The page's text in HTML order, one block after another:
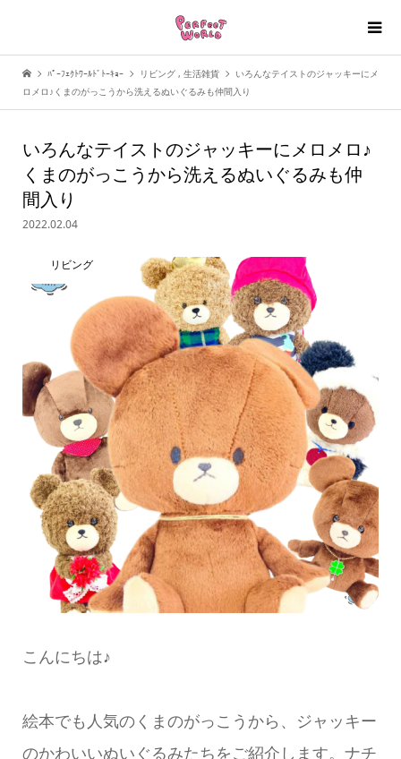
ﾊﾟｰﾌｪｸﾄﾜｰﾙﾄﾞﾄｰｷｮｰ リビング , 生活雑貨
いろんなテイストのジャッキーにメ
ロメロ♪くまのがっこうから洗えるぬいぐるみも仲間入り
いろんなテイストのジャッキーにメロメロ♪
くまのがっこうから洗えるぬいぐるみも仲
間入り
2022.02.04
リビング
こんにちは♪
絵本でも人気のくまのがっこうから、ジャッキー
のかわいいぬいぐるみたちをご紹介します。ナチ